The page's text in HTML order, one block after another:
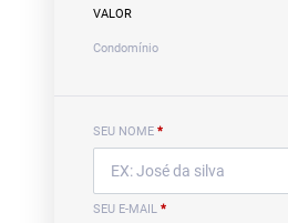
VALOR
Condomínio
SEU NOME *
SEU E-MAIL *